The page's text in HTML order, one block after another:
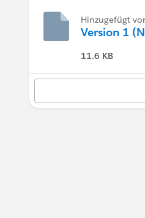
Hinzugefügt
Version 1
11.6 KB